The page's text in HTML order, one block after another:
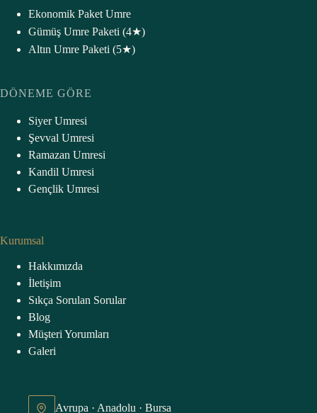
Ekonomik Paket Umre
Gümüş Umre Paketi (4★)
Altın Umre Paketi (5★)
DÖNEME GÖRE
Siyer Umresi
Şevval Umresi
Ramazan Umresi
Kandil Umresi
Gençlik Umresi
Kurumsal
Hakkımızda
İletişim
Sıkça Sorulan Sorular
Blog
Müşteri Yorumları
Galeri
Avrupa · Anadolu · Bursa